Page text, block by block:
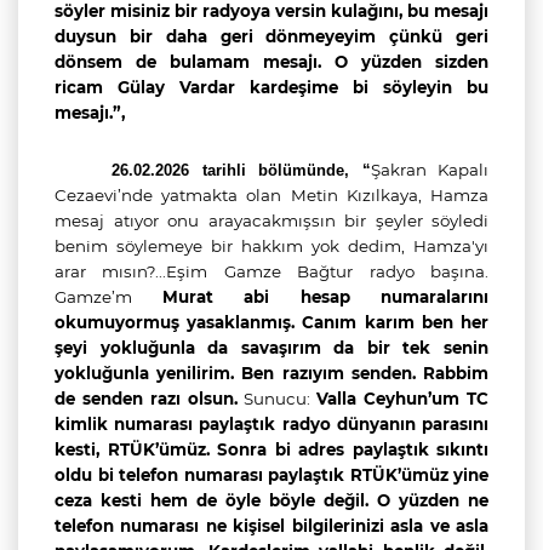
söyler misiniz bir radyoya versin kulağını, bu mesajı
duysun bir daha geri dönmeyeyim çünkü geri
dönsem de bulamam mesajı. O yüzden sizden
ricam Gülay Vardar kardeşime bi söyleyin bu
mesajı.”,
26.02.2026 tarihli bölümünde, “Şakran Kapalı
Cezaevi’nde yatmakta olan Metin Kızılkaya, Hamza
mesaj atıyor onu arayacakmışsın bir şeyler söyledi
benim söylemeye bir hakkım yok dedim, Hamza'yı
arar mısın?...Eşim Gamze Bağtur radyo başına.
Gamze’m Murat abi hesap numaralarını
okumuyormuş yasaklanmış. Canım karım ben her
şeyi yokluğunla da savaşırım da bir tek senin
yokluğunla yenilirim. Ben razıyım senden. Rabbim
de senden razı olsun. Sunucu: Valla Ceyhun’um TC
kimlik numarası paylaştık radyo dünyanın parasını
kesti, RTÜK’ümüz. Sonra bi adres paylaştık sıkıntı
oldu bi telefon numarası paylaştık RTÜK’ümüz yine
ceza kesti hem de öyle böyle değil. O yüzden ne
telefon numarası ne kişisel bilgilerinizi asla ve asla